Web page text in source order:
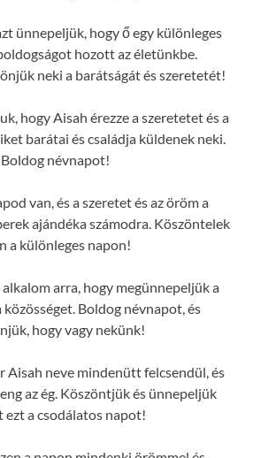
ünnepeljük, hogy ő egy különleges
hozott az életünkbe.
neki a barátságát és szeretetét!
hogy Aisah érezze a szeretetet és a
barátai és családja küldenek neki.
Boldog névnapot!
van, és a szeretet és az öröm a
ajándéka számodra. Köszöntelek
a különleges napon!
arra, hogy megünnepeljük a
közösséget. Boldog névnapot, és
hogy vagy nekünk!
Aisah neve mindenütt felcsendül, és
az ég. Köszöntjük és ünnepeljük
ezt a csodálatos napot!